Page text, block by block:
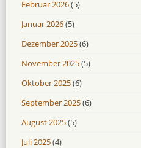
Februar 2026(5)
Januar 2026(5)
Dezember 2025(6)
November 2025(5)
Oktober 2025(6)
September 2025(6)
August 2025(5)
Juli 2025(4)